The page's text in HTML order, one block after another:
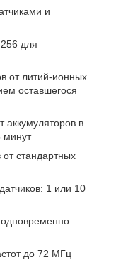
и
для
от литий-ионных
оставшегося
в
минут
стандартных
1 или 10
до 72 МГц